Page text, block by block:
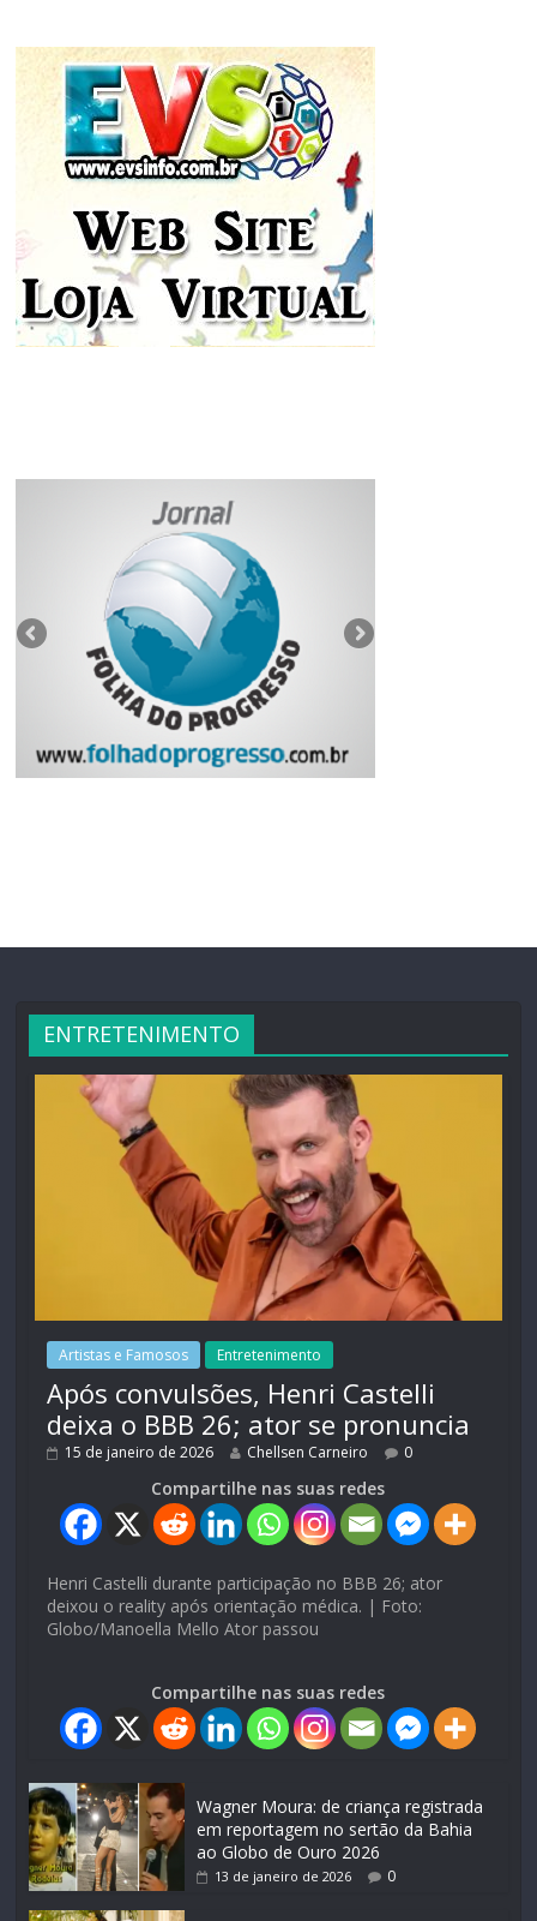
ENTRETENIMENTO
Artistas e Famosos Entretenimento
Após convulsões, Henri Castelli
deixa o BBB 26; ator se pronuncia
15 de janeiro de 2026 Chellsen Carneiro 0
Compartilhe nas suas redes
Henri Castelli durante participação no BBB 26; ator
deixou o reality após orientação médica. | Foto:
Globo/Manoella Mello Ator passou
Compartilhe nas suas redes
Wagner Moura: de criança registrada
em reportagem no sertão da Bahia
ao Globo de Ouro 2026
13 de janeiro de 2026 0